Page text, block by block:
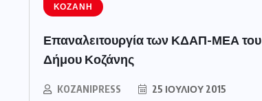
ΚΟΖΆΝΗ
Επαναλειτουργία των ΚΔΑΠ-ΜΕΑ του
Δήμου Κοζάνης
KOZANIPRESS 25 ΙΟΥΛΊΟΥ 2015